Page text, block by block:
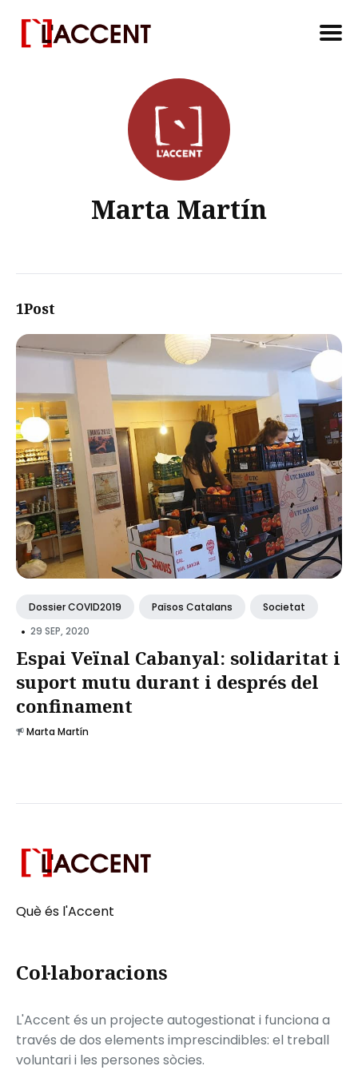
Marta Martín
1Post
Dossier COVID2019 Països Catalans Societat
• 29 SEP, 2020
Espai Veïnal Cabanyal: solidaritat i
suport mutu durant i després del
confinament
Marta Martín
Què és l'Accent
Col·laboracions
L'Accent és un projecte autogestionat i funciona a
través de dos elements imprescindibles: el treball
voluntari i les persones sòcies.